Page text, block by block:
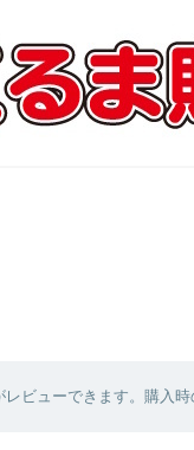
ビューできます。購入